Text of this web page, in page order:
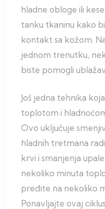
hladne obloge ili
tanku tkaninu kako
kontakt sa kožom.
jednom trenutku,
biste pomogli
Još jedna tehnika
toplotom i
Ovo uključuje
hladnih tretmana
krvi i smanjenja
nekoliko minuta
pređite na nekoliko
Ponavljajte ovaj